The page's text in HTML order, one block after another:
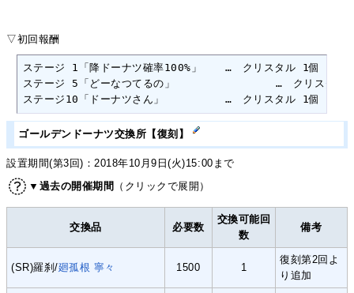
▽初回報酬
ステージ 1「降ドーナツ確率100%」	…　クリスタル 1個
ステージ 5「どーなつてるの」		…　クリスタル 1個
ステージ10「ドーナツさん」		…　クリスタル 1個
ゴールデンドーナツ交換所【復刻】
設置期間(第3回)：2018年10月9日(火)15:00まで
▼過去の開催期間
（クリックで展開）
交換品 必要数
交換可能回
数
備考
(SR)羅刹/廻孤根 寧々 1500 1
復刻第2回よ
り追加